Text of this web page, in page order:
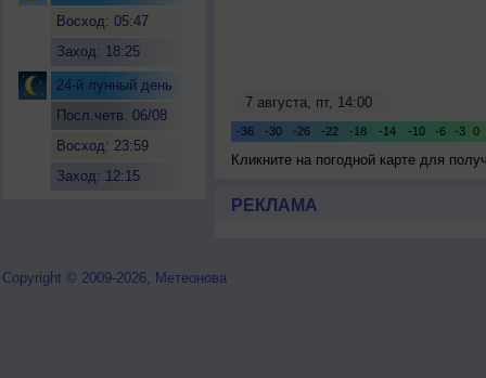
Восход: 05:47
Заход: 18:25
24-й лунный день
Посл.четв. 06/08
Восход: 23:59
Заход: 12:15
Кликните на погодной карте для
РЕКЛАМА
Copyright © 2009-2026, Метеонова